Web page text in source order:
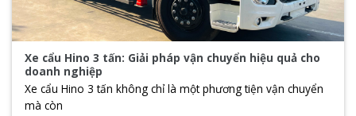
Xe cẩu Hino 3 tấn: Giải pháp vận chuyển hiệu quả cho
doanh nghiệp
Xe cẩu Hino 3 tấn không chỉ là một phương tiện vận chuyển
mà còn